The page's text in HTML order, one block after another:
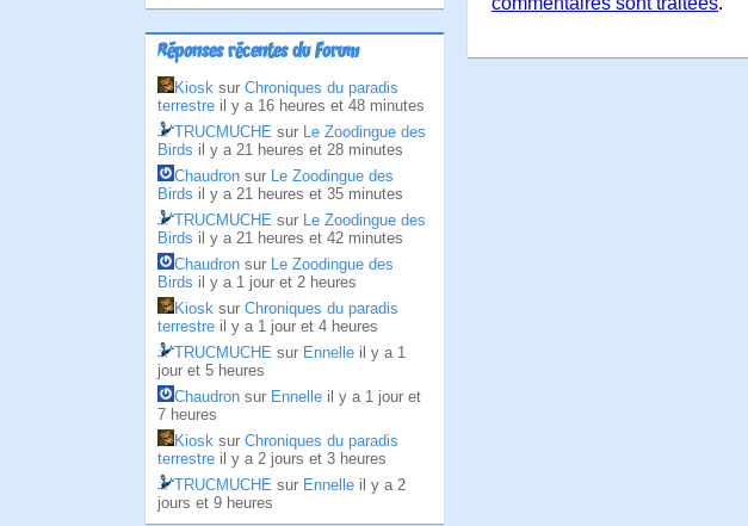
Réponses récentes du Forum
Kiosk sur Chroniques du paradis
terrestre il y a 16 heures et 48 minutes
TRUCMUCHE sur Le Zoodingue des
Birds il y a 21 heures et 28 minutes
Chaudron sur Le Zoodingue des
Birds il y a 21 heures et 35 minutes
TRUCMUCHE sur Le Zoodingue des
Birds il y a 21 heures et 42 minutes
Chaudron sur Le Zoodingue des
Birds il y a 1 jour et 2 heures
Kiosk sur Chroniques du paradis
terrestre il y a 1 jour et 4 heures
TRUCMUCHE sur Ennelle il y a 1
jour et 5 heures
Chaudron sur Ennelle il y a 1 jour et
7 heures
Kiosk sur Chroniques du paradis
terrestre il y a 2 jours et 3 heures
TRUCMUCHE sur Ennelle il y a 2
jours et 9 heures